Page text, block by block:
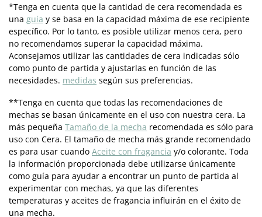
*Tenga en cuenta que la cantidad de cera recomendada es
una guía y se basa en la capacidad máxima de ese recipiente
específico. Por lo tanto, es posible utilizar menos cera, pero
no recomendamos superar la capacidad máxima.
Aconsejamos utilizar las cantidades de cera indicadas sólo
como punto de partida y ajustarlas en función de las
necesidades. medidas según sus preferencias.
**Tenga en cuenta que todas las recomendaciones de
mechas se basan únicamente en el uso con nuestra cera. La
más pequeña Tamaño de la mecha recomendada es sólo para
uso con Cera. El tamaño de mecha más grande recomendado
es para usar cuando Aceite con fragancia y/o colorante. Toda
la información proporcionada debe utilizarse únicamente
como guía para ayudar a encontrar un punto de partida al
experimentar con mechas, ya que las diferentes
temperaturas y aceites de fragancia influirán en el éxito de
una mecha.